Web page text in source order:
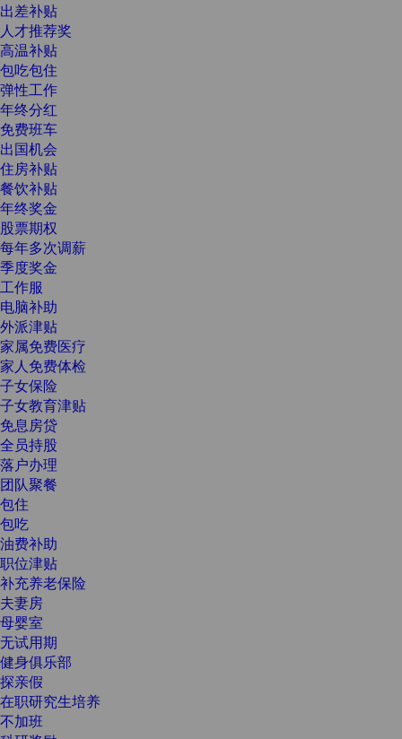
出差补贴
人才推荐奖
高温补贴
包吃包住
弹性工作
年终分红
免费班车
出国机会
住房补贴
餐饮补贴
年终奖金
股票期权
每年多次调薪
季度奖金
工作服
电脑补助
外派津贴
家属免费医疗
家人免费体检
子女保险
子女教育津贴
免息房贷
全员持股
落户办理
团队聚餐
包住
包吃
油费补助
职位津贴
补充养老保险
夫妻房
母婴室
无试用期
健身俱乐部
探亲假
在职研究生培养
不加班